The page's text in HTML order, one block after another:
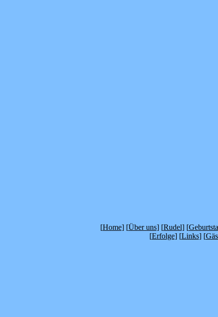
[Home] [Über uns] [Rudel] [
[Erfolge] [Links] [